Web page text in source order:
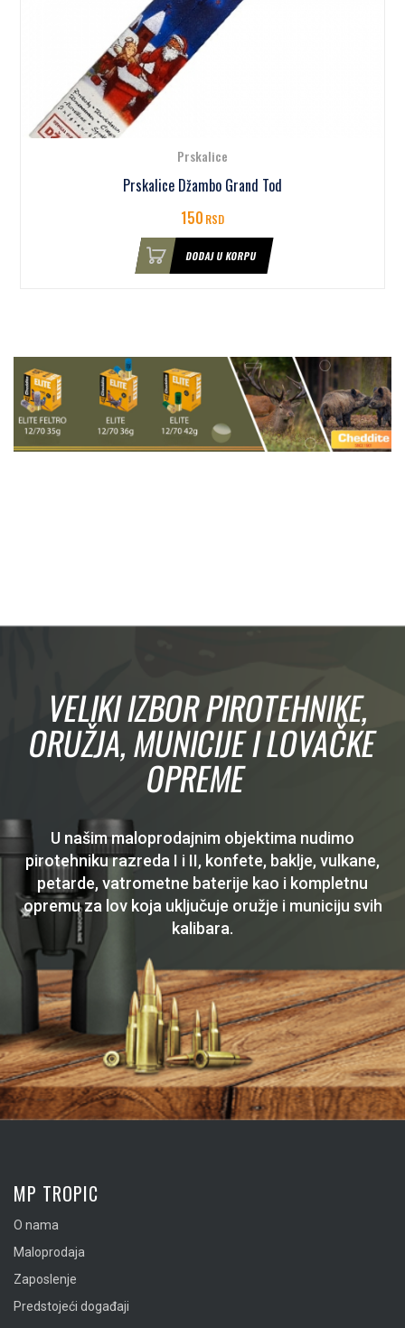
Prskalice
Prskalice Džambo Grand Tod
150RSD
DODAJ U KORPU
VELIKI IZBOR PIROTEHNIKE,
ORUŽJA, MUNICIJE I LOVAČKE
OPREME
U našim maloprodajnim objektima nudimo
pirotehniku razreda I i II, konfete, baklje, vulkane,
petarde, vatrometne baterije kao i kompletnu
opremu za lov koja uključuje oružje i municiju svih
kalibara.
MP TROPIC
O nama
Maloprodaja
Zaposlenje
Predstojeći događaji